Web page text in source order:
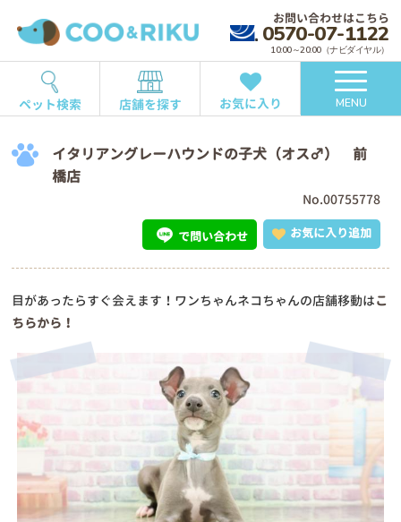
お問い合わせはこちら
0570-07-1122
10:00～20:00（ナビダイヤル）
ペット検索 店舗を探す お気に入り MENU
イタリアングレーハウンドの子犬（オス♂） 前
橋店
No.00755778
お気に入り追加
で問い合わせ
目があったらすぐ会えます！ワンちゃんネコちゃんの店舗移動はこ
ちらから！